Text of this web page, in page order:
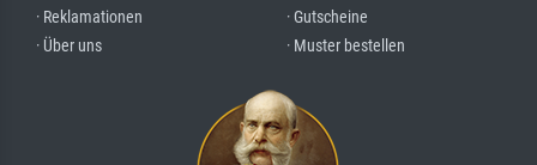
· Reklamationen
· Über uns
· Gutscheine
· Muster bestellen